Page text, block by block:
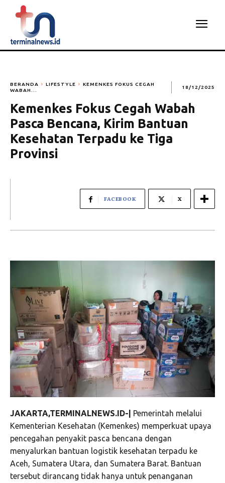
BERANDA LIFESTYLE
KEMENKES FOKUS CEGAH
WABAH...
18/12/2025
Kemenkes Fokus Cegah Wabah
Pasca Bencana, Kirim Bantuan
Kesehatan Terpadu ke Tiga
Provinsi
FACEBOOK X
JAKARTA,TERMINALNEWS.ID-| Pemerintah melalui
Kementerian Kesehatan (Kemenkes) memperkuat upaya
pencegahan penyakit pasca bencana dengan
menyalurkan bantuan logistik kesehatan terpadu ke
Aceh, Sumatera Utara, dan Sumatera Barat. Bantuan
tersebut dirancang tidak hanya untuk penanganan